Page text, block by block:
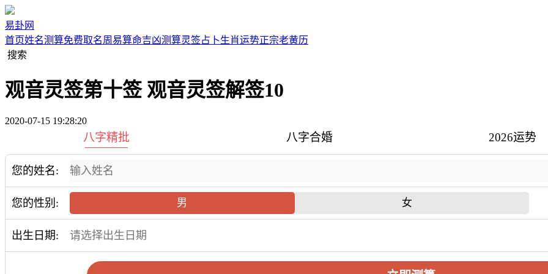
易卦网
首页姓名测算免费取名周易算命吉凶测算灵签占卜生肖运势正宗老黄历
搜索
观音灵签第十签 观音灵签解签10
2020-07-15 19:28:20
八字精批 八字合婚 2026运势
您的姓名:
您的性别: 男 女
出生日期: